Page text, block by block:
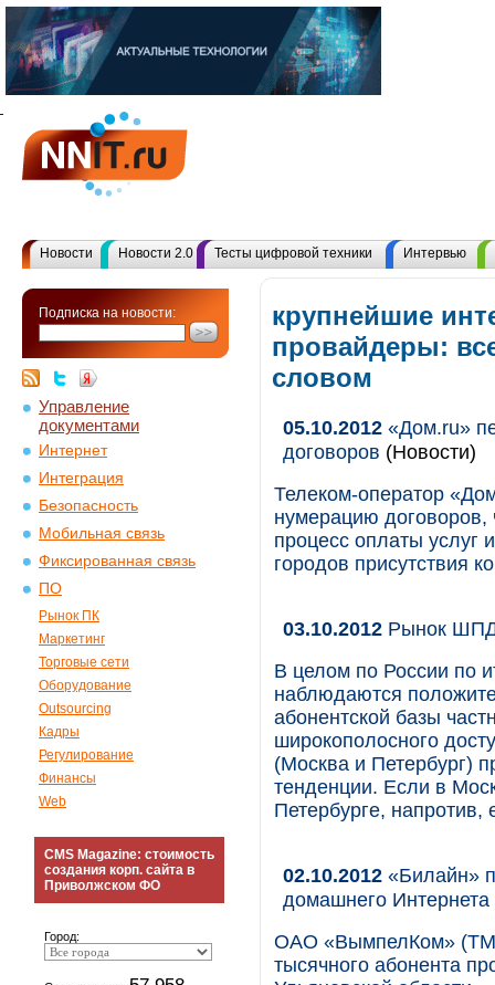
Новости Новости 2.0 Тесты цифровой техники Интервью
Подписка на новости:
Управление
документами
Интернет
Интеграция
Безопасность
Мобильная связь
Фиксированная связь
ПО
Рынок ПК
Маркетинг
Торговые сети
Оборудование
Outsourcing
Кадры
Регулирование
Финансы
Web
CMS Magazine: стоимость
создания корп. сайта в
Приволжском ФО
Город:
крупнейшие
провайдеры:
словом
05.10.2012 «Дом.ru»
договоров (Новости)
Телеком-оператор
нумерацию договоров,
процесс оплаты услуг
городов присутствия
03.10.2012 Рынок ШПД
В целом по России по
наблюдаются
абонентской базы
широкополосного
(Москва и Петербург)
тенденции. Если в
Петербурге, напротив,
02.10.2012 «Билайн»
домашнего Интернета
ОАО «ВымпелКом» (ТМ
тысячного абонента